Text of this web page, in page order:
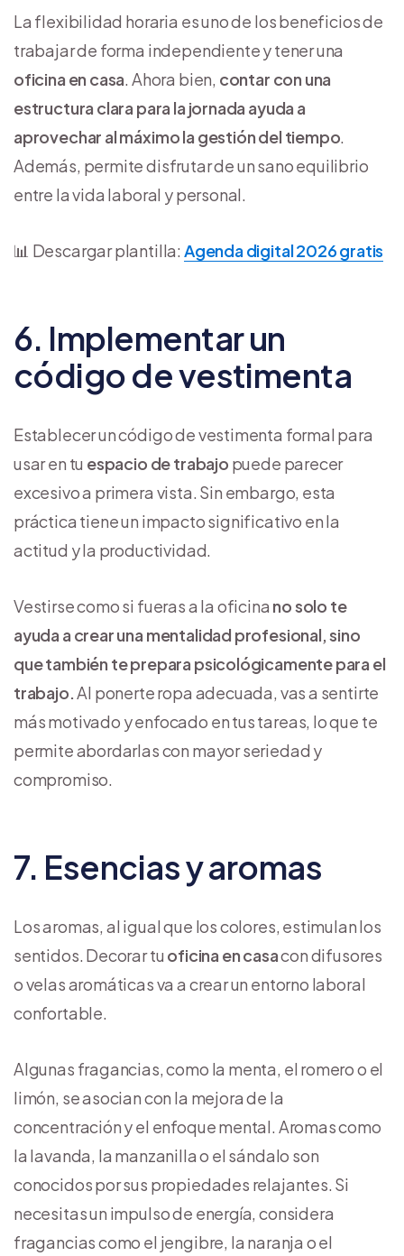
La flexibilidad horaria es uno de los beneficios de
trabajar de forma independiente y tener una
oficina en casa. Ahora bien, contar con una
estructura clara para la jornada ayuda a
aprovechar al máximo la gestión del tiempo.
Además, permite disfrutar de un sano equilibrio
entre la vida laboral y personal.
📊 Descargar plantilla: Agenda digital 2026 gratis
6. Implementar un
código de vestimenta
Establecer un código de vestimenta formal para
usar en tu espacio de trabajo puede parecer
excesivo a primera vista. Sin embargo, esta
práctica tiene un impacto significativo en la
actitud y la productividad.
Vestirse como si fueras a la oficina no solo te
ayuda a crear una mentalidad profesional, sino
que también te prepara psicológicamente para el
trabajo.Al ponerte ropa adecuada, vas a sentirte
más motivado y enfocado en tus tareas, lo que te
permite abordarlas con mayor seriedad y
compromiso.
7. Esencias y aromas
Los aromas, al igual que los colores, estimulan los
sentidos. Decorar tu oficina en casacon difusores
o velas aromáticas va a crear un entorno laboral
confortable.
Algunas fragancias, como la menta, el romero o el
limón, se asocian con la mejora de la
concentración y el enfoque mental. Aromas como
la lavanda, la manzanilla o el sándalo son
conocidos por sus propiedades relajantes. Si
necesitas un impulso de energía, considera
fragancias como el jengibre, la naranja o el